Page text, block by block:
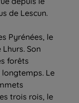
de Lescun.
Pyrénées, le
Son
forêts
longtemps. Le
trois rois, le